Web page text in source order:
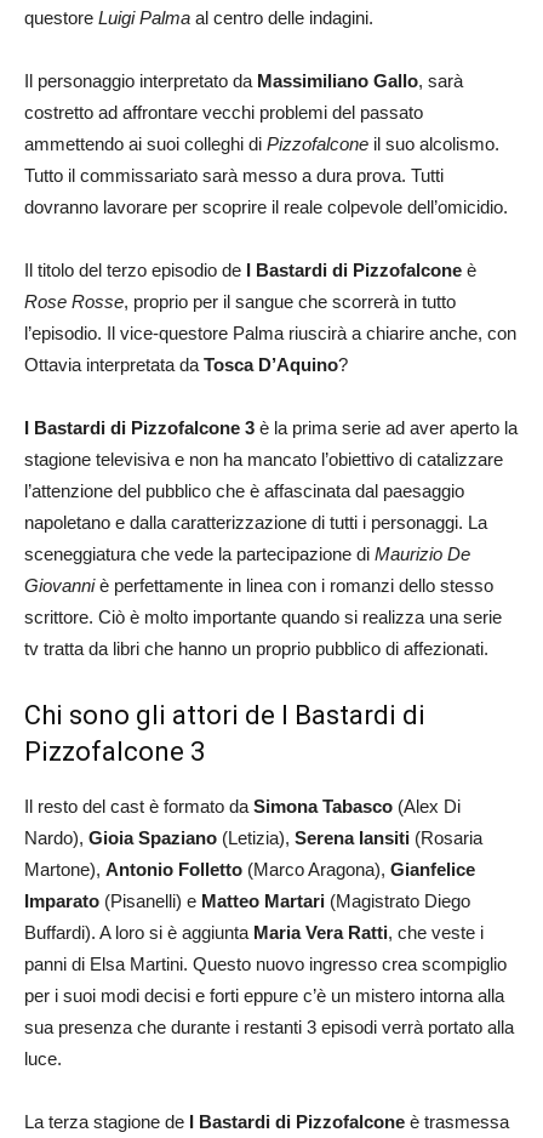
questore Luigi Palma al centro delle indagini.
Il personaggio interpretato da Massimiliano Gallo, sarà
costretto ad affrontare vecchi problemi del passato
ammettendo ai suoi colleghi di Pizzofalcone il suo alcolismo.
Tutto il commissariato sarà messo a dura prova. Tutti
dovranno lavorare per scoprire il reale colpevole dell’omicidio.
Il titolo del terzo episodio de I Bastardi di Pizzofalcone è
Rose Rosse, proprio per il sangue che scorrerà in tutto
l’episodio. Il vice-questore Palma riuscirà a chiarire anche, con
Ottavia interpretata da Tosca D’Aquino?
I Bastardi di Pizzofalcone 3 è la prima serie ad aver aperto la
stagione televisiva e non ha mancato l’obiettivo di catalizzare
l’attenzione del pubblico che è affascinata dal paesaggio
napoletano e dalla caratterizzazione di tutti i personaggi. La
sceneggiatura che vede la partecipazione di Maurizio De
Giovanniè perfettamente in linea con i romanzi dello stesso
scrittore. Ciò è molto importante quando si realizza una serie
tv tratta da libri che hanno un proprio pubblico di affezionati.
Chi sono gli attori de I Bastardi di
Pizzofalcone 3
Il resto del cast è formato da Simona Tabasco (Alex Di
Nardo), Gioia Spaziano (Letizia), Serena Iansiti (Rosaria
Martone), Antonio Folletto (Marco Aragona), Gianfelice
Imparato (Pisanelli) e Matteo Martari (Magistrato Diego
Buffardi). A loro si è aggiunta Maria Vera Ratti, che veste i
panni di Elsa Martini. Questo nuovo ingresso crea scompiglio
per i suoi modi decisi e forti eppure c’è un mistero intorna alla
sua presenza che durante i restanti 3 episodi verrà portato alla
luce.
La terza stagione de I Bastardi di Pizzofalcone è trasmessa